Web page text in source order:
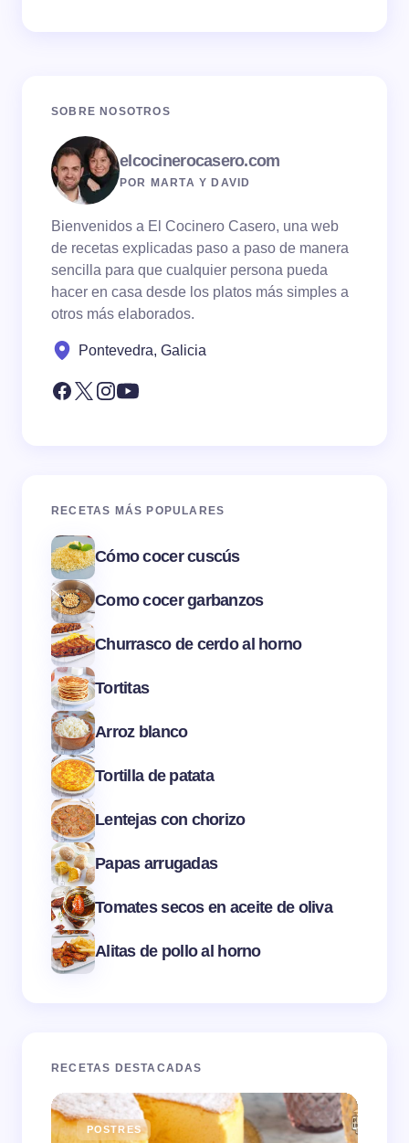
SOBRE NOSOTROS
elcocinerocasero.com
POR MARTA Y DAVID
Bienvenidos a El Cocinero Casero, una web
de recetas explicadas paso a paso de manera
sencilla para que cualquier persona pueda
hacer en casa desde los platos más simples a
otros más elaborados.
Pontevedra, Galicia
RECETAS MÁS POPULARES
Cómo cocer cuscús
Como cocer garbanzos
Churrasco de cerdo al horno
Tortitas
Arroz blanco
Tortilla de patata
Lentejas con chorizo
Papas arrugadas
Tomates secos en aceite de oliva
Alitas de pollo al horno
RECETAS DESTACADAS
POSTRES